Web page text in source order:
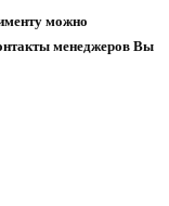
можно
менеджеров Вы